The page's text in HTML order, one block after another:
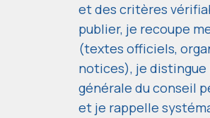
et des critères
publier, je recoupe
(textes officiels,
notices), je
générale du conseil
et je rappelle